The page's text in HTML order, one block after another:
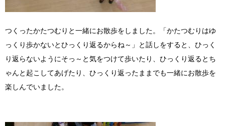
つくったかたつむりと一緒にお散歩をしました。「かたつむりはゆ
っくり歩かないとひっくり返るからね～」と話しをすると、ひっく
り返らないようにそっ～と気をつけて歩いたり、ひっくり返るとち
ゃんと起こしてあげたり、ひっくり返ったままでも一緒にお散歩を
楽しんでいました。